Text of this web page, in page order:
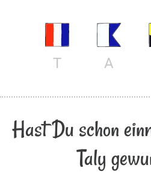
T A
Hast Du schon
Taly